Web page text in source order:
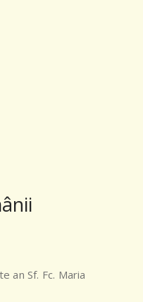
an Sf. Fc. Maria